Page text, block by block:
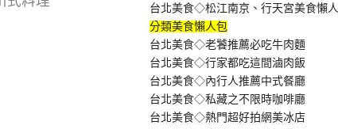
台北美食◇松江南京、行天宮美食懶
分類美食懶人包
台北美食◇老饕推薦必吃牛肉麵
台北美食◇行家都吃這間滷肉飯
台北美食◇內行人推薦中式餐廳
台北美食◇私藏之不限時咖啡廳
台北美食◇熱門超好拍網美冰店